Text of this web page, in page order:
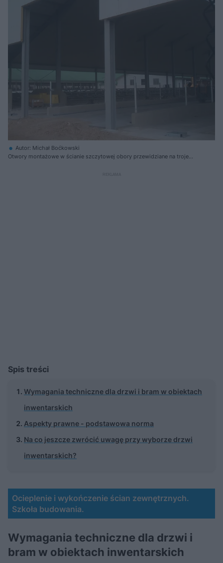
Autor: Michał Boćkowski
Otwory montażowe w ścianie szczytowej obory przewidziane na troje
Spis treści
Wymagania techniczne dla drzwi i bram w obiektach
inwentarskich
Aspekty prawne - podstawowa norma
Na co jeszcze zwrócić uwagę przy wyborze drzwi
inwentarskich?
Ocieplenie i wykończenie ścian zewnętrznych.
Szkoła budowania.
Wymagania techniczne dla drzwi i
bram w obiektach inwentarskich